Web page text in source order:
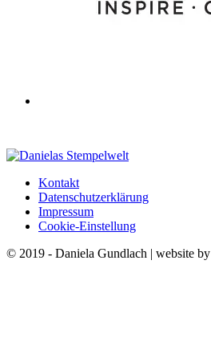
Kontakt
Datenschutzerklärung
Impressum
Cookie-Einstellung
© 2019 - Daniela Gundlach | website by